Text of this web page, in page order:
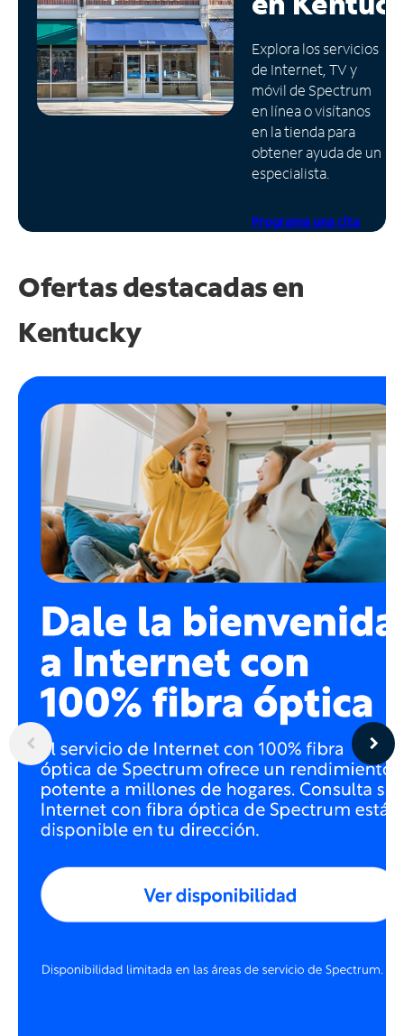
Administrar
cuenta
Encuentra
una
tienda
Explora los servicios
de Internet, TV y
móvil de Spectrum
en línea o visítanos
en la tienda para
obtener ayuda de un
especialista.
Programa una cita
Ofertas destacadas en
Kentucky